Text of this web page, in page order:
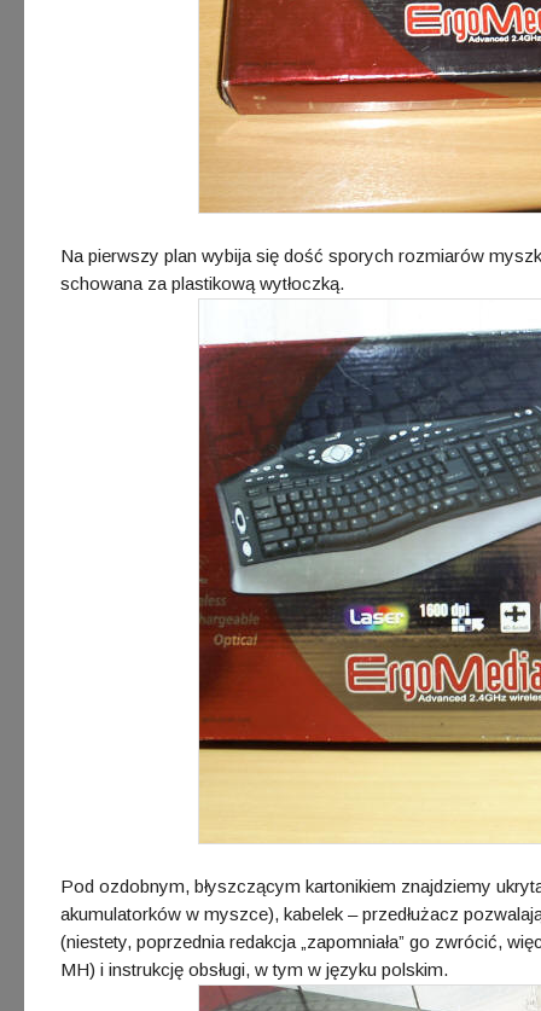
Na pierwszy plan wybija się dość sporych rozmiarów
schowana za plastikową wytłoczką.
Pod ozdobnym, błyszczącym kartonikiem znajdziemy
akumulatorków w myszce), kabelek – przedłużacz
(niestety, poprzednia redakcja „zapomniała” go zwrócić,
MH) i instrukcję obsługi, w tym w języku polskim.